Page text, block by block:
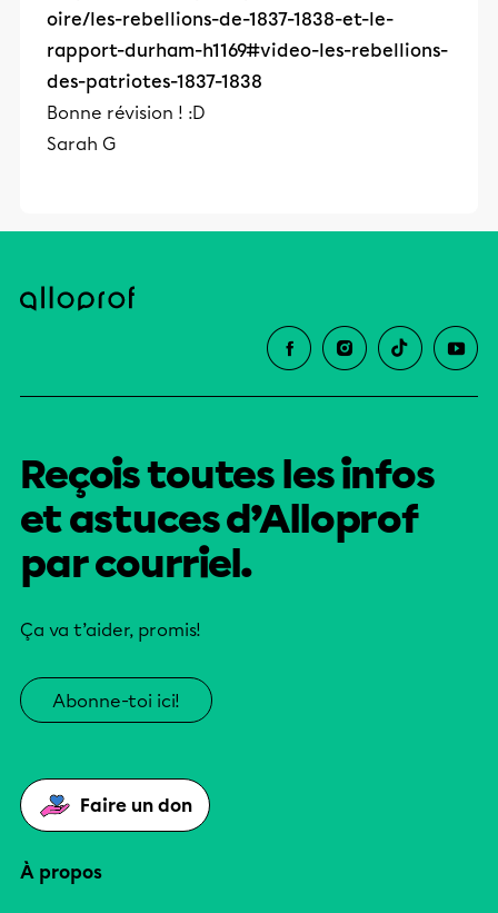
oire/les-rebellions-de-1837-1838-et-le-
rapport-durham-h1169#video-les-rebellions-
des-patriotes-1837-1838
Bonne révision ! :D
Sarah G
Reçois toutes les infos
et astuces d’Alloprof
par courriel.
Ça va t’aider, promis!
Abonne-toi ici!
Faire un don
À propos